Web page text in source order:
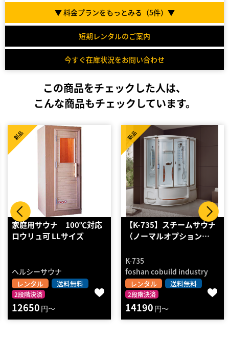
▼ 料金プランをもっとみる（5件）▼
短期レンタルのご案内
今すぐ在庫状況をお問い合わせ
この商品をチェックした人は、
こんな商品もチェックしています。
【K-735】スチームサウナ
（ノーマルオプション…
foshan cobuild industry
レンタル 送料無料
2段階決済
新品
14190 円～
サウナ WG-4014
WG-4014
ROEWE INDUSTRIAL
CO.,Ltd
レンタル
2段階決済
新品
17600円～